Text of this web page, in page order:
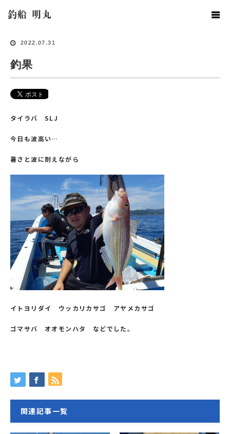
釣船 明丸
釣果情報
2022.07.31
釣果
タイラバ SLJ
今日も波高い…
暑さと波に耐えながら
イトヨリダイ ウッカリカサゴ アヤメカサゴ
ゴマサバ オオモンハタ などでした。
関連記事一覧